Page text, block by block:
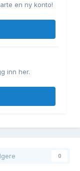
en ny konto!
inn her.
0